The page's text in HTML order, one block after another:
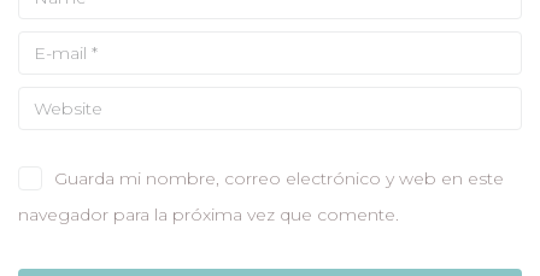
Guarda mi nombre, correo electrónico y web en este
navegador para la próxima vez que comente.